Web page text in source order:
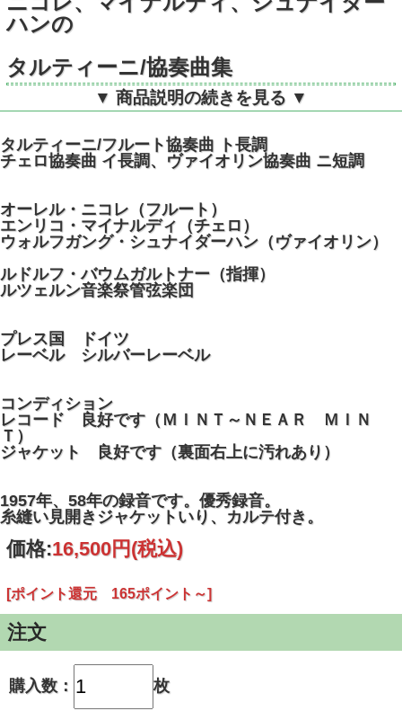
ハンの
タルティーニ/協奏曲集
独ARCHIV 14115 モノラル
▼ 商品説明の続きを見る ▼
タルティーニ/フルート協奏曲 ト長調
チェロ協奏曲 イ長調、ヴァイオリン協奏曲 ニ短調
オーレル・ニコレ（フルート）
エンリコ・マイナルディ（チェロ）
ウォルフガング・シュナイダーハン（ヴァイオリン）
ルドルフ・バウムガルトナー（指揮）
ルツェルン音楽祭管弦楽団
プレス国 ドイツ
レーベル シルバーレーベル
コンディション
レコード 良好です（ＭＩＮＴ～ＮＥＡＲ ＭＩＮ
Ｔ）
ジャケット 良好です（裏面右上に汚れあり）
1957年、58年の録音です。優秀録音。
糸縫い見開きジャケットいり、カルテ付き。
価格:16,500円 (税込)
[ポイント還元 165ポイント～]
注文
購入数： 枚